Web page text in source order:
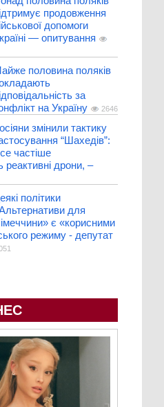
продовження
допомоги
— опитування
половина поляків
за
на Україну
2646
змінили тактику
“Шахедів”:
частіше
реактивні дрони, –
політики
для
є «корисними
режиму - депутат